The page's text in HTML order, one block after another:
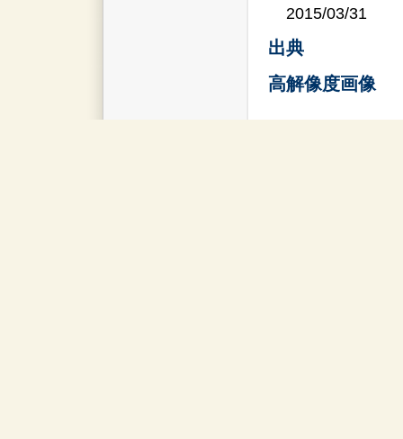
2015/03/31
出典
高解像度画像